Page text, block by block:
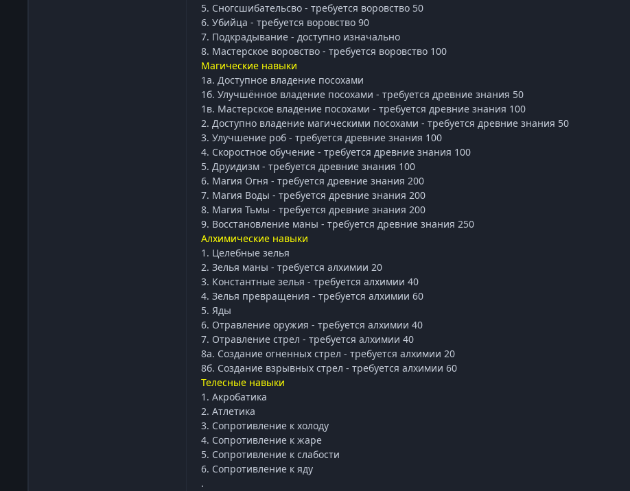
5. Сногсшибательсво - требуется воровство 50
6. Убийца - требуется воровство 90
7. Подкрадывание - доступно изначально
8. Мастерское воровство - требуется воровство 100
Магические навыки
1а. Доступное владение посохами
1б. Улучшённое владение посохами - требуется древние знания 50
1в. Мастерское владение посохами - требуется древние знания 100
2. Доступно владение магическими посохами - требуется древние знания 50
3. Улучшение роб - требуется древние знания 100
4. Скоростное обучение - требуется древние знания 100
5. Друидизм - требуется древние знания 100
6. Магия Огня - требуется древние знания 200
7. Магия Воды - требуется древние знания 200
8. Магия Тьмы - требуется древние знания 200
9. Восстановление маны - требуется древние знания 250
Алхимические навыки
1. Целебные зелья
2. Зелья маны - требуется алхимии 20
3. Константные зелья - требуется алхимии 40
4. Зелья превращения - требуется алхимии 60
5. Яды
6. Отравление оружия - требуется алхимии 40
7. Отравление стрел - требуется алхимии 40
8а. Создание огненных стрел - требуется алхимии 20
8б. Создание взрывных стрел - требуется алхимии 60
Телесные навыки
1. Акробатика
2. Атлетика
3. Сопротивление к холоду
4. Сопротивление к жаре
5. Сопротивление к слабости
6. Сопротивление к яду
.